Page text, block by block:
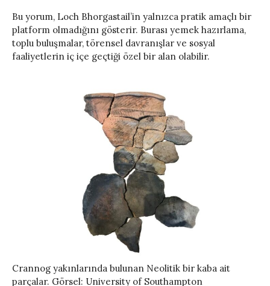
Bu yorum, Loch Bhorgastail’in yalnızca pratik amaçlı bir
platform olmadığını gösterir. Burası yemek hazırlama,
toplu buluşmalar, törensel davranışlar ve sosyal
faaliyetlerin iç içe geçtiği özel bir alan olabilir.
Crannog yakınlarında bulunan Neolitik bir kaba ait
parçalar. Görsel: University of Southampton